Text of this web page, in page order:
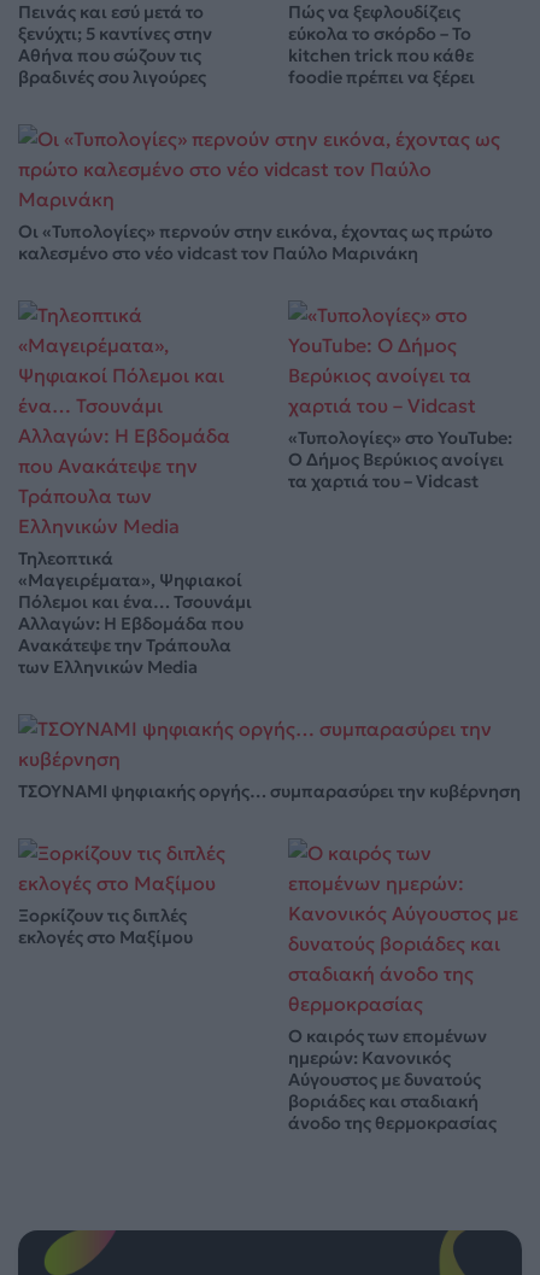
Πεινάς και εσύ μετά το
ξενύχτι; 5 καντίνες στην
Αθήνα που σώζουν τις
βραδινές σου λιγούρες
Πώς να ξεφλουδίζεις
εύκολα το σκόρδο – Το
kitchen trick που κάθε
foodie πρέπει να ξέρει
Οι «Τυπολογίες» περνούν στην εικόνα, έχοντας ως πρώτο
καλεσμένο στο νέο vidcast τον Παύλο Μαρινάκη
Τηλεοπτικά
«Μαγειρέματα», Ψηφιακοί
Πόλεμοι και ένα… Τσουνάμι
Αλλαγών: Η Εβδομάδα που
Ανακάτεψε την Τράπουλα
των Ελληνικών Media
«Τυπολογίες» στο YouTube:
Ο Δήμος Βερύκιος ανοίγει
τα χαρτιά του – Vidcast
ΤΣΟΥΝΑΜΙ ψηφιακής οργής… συμπαρασύρει την κυβέρνηση
Ξορκίζουν τις διπλές
εκλογές στο Μαξίμου
Ο καιρός των επομένων
ημερών: Κανονικός
Αύγουστος με δυνατούς
βοριάδες και σταδιακή
άνοδο της θερμοκρασίας